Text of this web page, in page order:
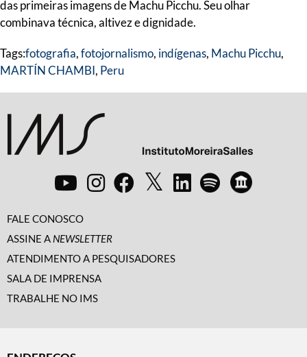
das primeiras imagens de Machu Picchu. Seu olhar
combinava técnica, altivez e dignidade.
Tags:fotografia,fotojornalismo, indígenas, Machu Picchu,
MARTÍN CHAMBI, Peru
FALE CONOSCO
ASSINE A NEWSLETTER
ATENDIMENTO A PESQUISADORES
SALA DE IMPRENSA
TRABALHE NO IMS